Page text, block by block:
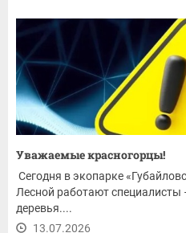
Уважаемые красногорцы!
Сегодня в экопарке
Лесной работают
деревья....
13.07.2026